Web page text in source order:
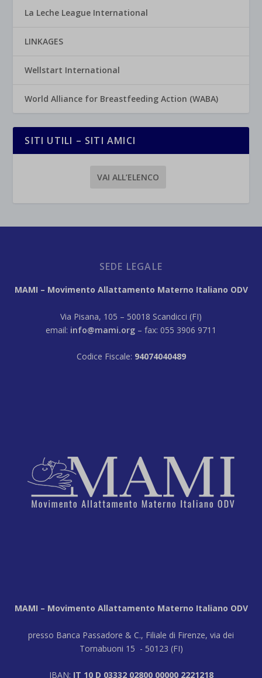
La Leche League International
LINKAGES
Wellstart International
World Alliance for Breastfeeding Action (WABA)
SITI UTILI – SITI AMICI
VAI ALL’ELENCO
SEDE LEGALE
MAMI – Movimento Allattamento Materno Italiano ODV
Via Pisana, 105 – 50018 Scandicci (FI)
email: info@mami.org – fax: 055 3906 9711
Codice Fiscale: 94074040489
MAMI – Movimento Allattamento Materno Italiano ODV
presso Banca Passadore & C., Filiale di Firenze, via dei
Tornabuoni 15 - 50123 (FI)
IBAN: IT 10 D 03332 02800 00000 2221218